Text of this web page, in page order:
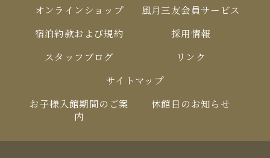
オンラインショップ
風月三友会員サービス
宿泊約款および規約
採用情報
スタッフブログ
リンク
サイトマップ
お⼦様⼊館期間のご案
内
休館⽇のお知らせ